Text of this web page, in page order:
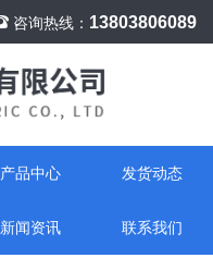
咨询热线： 13803806089
产品中心 发货动态
新闻资讯 联系我们